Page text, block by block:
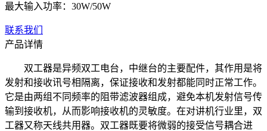
最大输入功率：30W/50W
联系我们
产品详情
双工器是异频双工电台，中继台的主要配件，其作用是将
发射和接收讯号相隔离，保证接收和发射都能同时正常工作。
它是由两组不同频率的阻带滤波器组成，避免本机发射信号传
输到接收机，从而影响接收机的灵敏度。在对讲机行业里，双
工器又称天线共用器。双工器既要将微弱的接受信号耦合进